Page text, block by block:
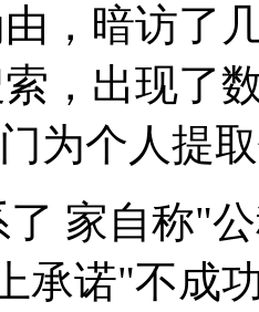
，暗访了
，出现了
为个人提
家自称"公
承诺"不成